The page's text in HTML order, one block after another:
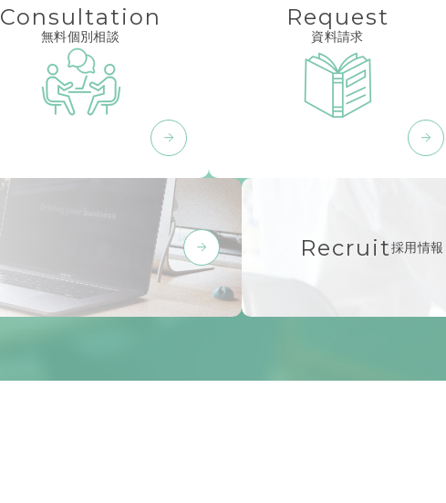
Consultation
無料個別相談
Request
資料請求
Recruit採用情報